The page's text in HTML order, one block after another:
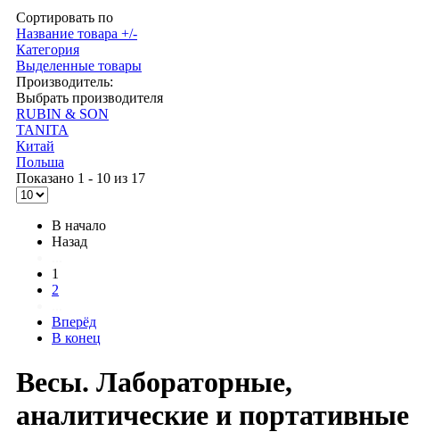
Сортировать по
Название товара +/-
Категория
Выделенные товары
Производитель:
Выбрать производителя
RUBIN & SON
TANITA
Китай
Польша
Показано 1 - 10 из 17
В начало
Назад
1
2
Вперёд
В конец
Весы. Лабораторные,
аналитические и портативные